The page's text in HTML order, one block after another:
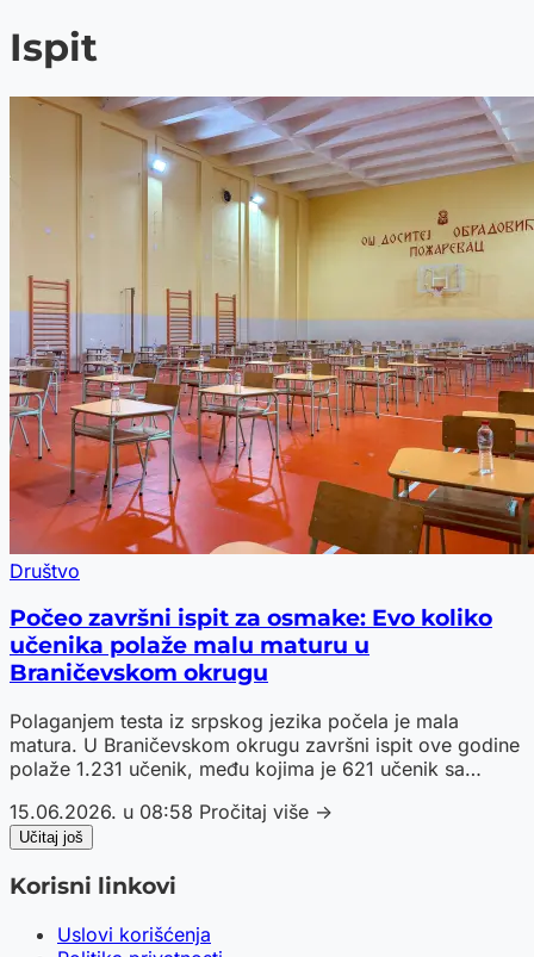
Ispit
Društvo
Počeo završni ispit za osmake: Evo koliko
učenika polaže malu maturu u
Braničevskom okrugu
Polaganjem testa iz srpskog jezika počela je mala
matura. U Braničevskom okrugu završni ispit ove godine
polaže 1.231 učenik, među kojima je 621 učenik sa
15.06.2026. u 08:58 Pročitaj više →
Učitaj još
Korisni linkovi
Uslovi korišćenja